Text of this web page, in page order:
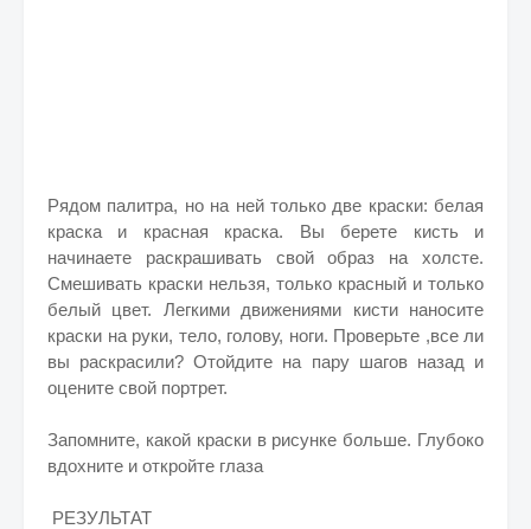
Рядом палитра, но на ней только две краски: белая
краска и красная краска. Вы берете кисть и
начинаете раскрашивать свой образ на холсте.
Смешивать краски нельзя, только красный и только
белый цвет. Легкими движениями кисти наносите
краски на руки, тело, голову, ноги. Проверьте ,все ли
вы раскрасили? Отойдите на пару шагов назад и
оцените свой портрет.
Запомните, какой краски в рисунке больше. Глубоко
вдохните и откройте глаза
РЕЗУЛЬТАТ